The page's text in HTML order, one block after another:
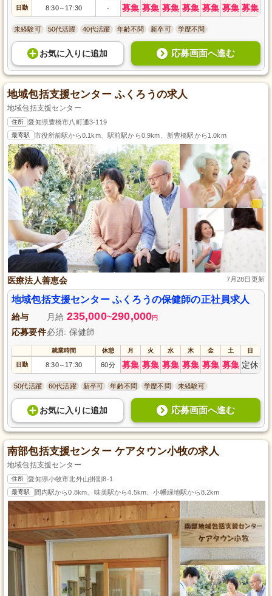
日勤 8:30～ 17:30 - 募集 募集 募集 募集 募集 募集 募集
未経験可 50代活躍 40代活躍 年齢不問 新卒可 学歴不問
お気に入り に追加 応募画面へ進む
地域包括支援センター ふくろうの求人
地域包括支援センター
住所 愛知県豊橋市八町通3-119
最寄駅 市役所前駅から0.1km、駅前駅から0.9km、新豊橋駅から1.0km
医療法人善恵会 7月28日更新
地域包括支援センター ふくろうの保健師の正社員求人
給与 月給 235,000~290,000円
応募要件必須: 保健師
就業時間 休憩 月 火 水 木 金 土 日
日勤 8:30～ 17:30 60分 募集 募集 募集 募集 募集 募集 定休
50代活躍 60代活躍 新卒可 年齢不問 学歴不問 未経験可
お気に入り に追加 応募画面へ進む
南部包括支援センター ケアタウン小牧の求人
地域包括支援センター
住所 愛知県小牧市北外山掛割8-1
最寄駅 間内駅から0.8km、味美駅から4.5km、小幡緑地駅から8.2km